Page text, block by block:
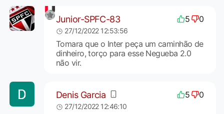
Junior-SPFC-83 5 0
27/12/2022 12:53:56
Tomara que o Inter peça um caminhão de
dinheiro, torço para esse Negueba 2.0
não vir.
Denis Garcia 5 0
27/12/2022 12:46:10